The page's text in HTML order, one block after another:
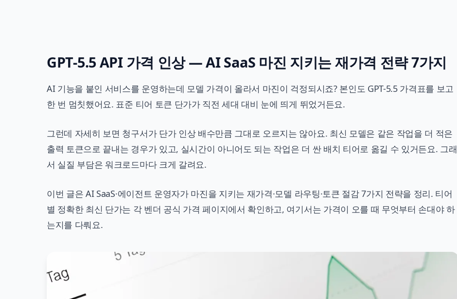
GPT-5.5 API 가격 인상 — AI SaaS 마진 지키는 재가격 전략 7가지
AI 기능을 붙인 서비스를 운영하는데 모델 가격이 올라서 마진이 걱정되시죠? 본인도 GPT-5.5 가격표를 보고
한 번 멈칫했어요. 표준 티어 토큰 단가가 직전 세대 대비 눈에 띄게 뛰었거든요.
그런데 자세히 보면 청구서가 단가 인상 배수만큼 그대로 오르지는 않아요. 최신 모델은 같은 작업을 더 적은
출력 토큰으로 끝내는 경우가 있고, 실시간이 아니어도 되는 작업은 더 싼 배치 티어로 옮길 수 있거든요. 그래
서 실질 부담은 워크로드마다 크게 갈려요.
이번 글은 AI SaaS·에이전트 운영자가 마진을 지키는 재가격·모델 라우팅·토큰 절감 7가지 전략을 정리. 티어
별 정확한 최신 단가는 각 벤더 공식 가격 페이지에서 확인하고, 여기서는 가격이 오를 때 무엇부터 손대야 하
는지를 다뤄요.